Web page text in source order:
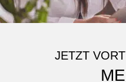
JETZT